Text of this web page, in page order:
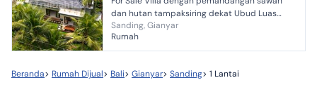
dan hutan tampaksiring dekat Ubud Luas
tanah 700m2 Luas Bangunan 300m² 2 kamar
Sanding, Gianyar
Rumah
Beranda> Rumah Dijual> Bali> Gianyar> Sanding> 1 Lantai